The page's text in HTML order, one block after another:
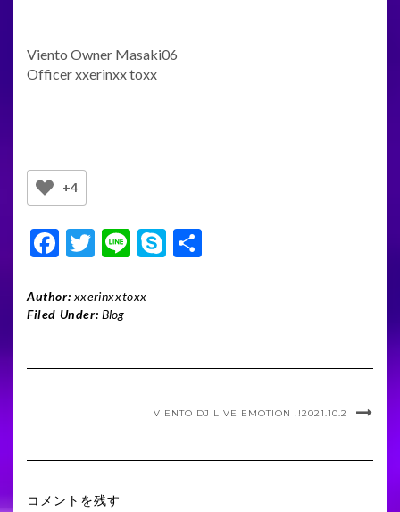
Viento Owner Masaki06
Officer xxerinxx toxx
+4
F
e
b
T
itt
er
Li
e
S
Author: xxerinxxtoxx
Filed Under: Blog
VIENTO DJ LIVE EMOTION !!2021.10.2
コメントを残す